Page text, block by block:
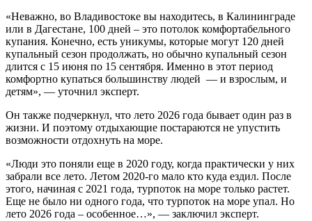
«Неважно, во Владивостоке вы находитесь, в Калининграде
или в Дагестане, 100 дней – это потолок комфортабельного
купания. Конечно, есть уникумы, которые могут 120 дней
купальный сезон продолжать, но обычно купальный сезон
длится с 15 июня по 15 сентября. Именно в этот период
комфортно купаться большинству людей — и взрослым, и
детям», — уточнил эксперт.
Он также подчеркнул, что лето 2026 года бывает один раз в
жизни. И поэтому отдыхающие постараются не упустить
возможности отдохнуть на море.
«Люди это поняли еще в 2020 году, когда практически у них
забрали все лето. Летом 2020-го мало кто куда ездил. После
этого, начиная с 2021 года, турпоток на море только растет.
Еще не было ни одного года, что турпоток на море упал. Но
лето 2026 года – особенное…», — заключил эксперт.